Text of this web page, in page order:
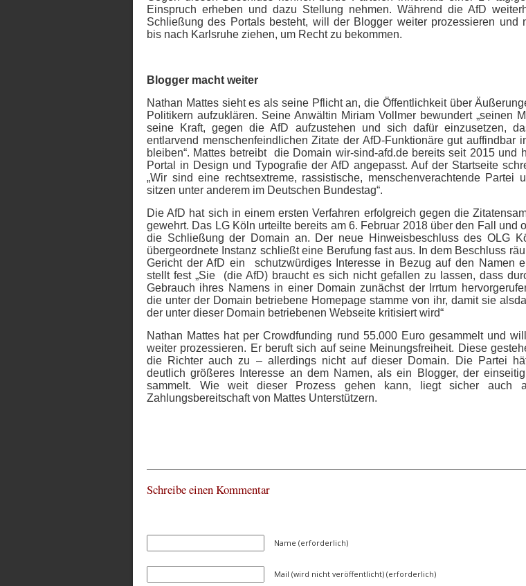
Einspruch erheben und dazu Stellung nehmen. Während die AfD
Schließung des Portals besteht, will der Blogger weiter prozessieren und
bis nach Karlsruhe ziehen, um Recht zu bekommen.
Blogger macht weiter
Nathan Mattes sieht es als seine Pflicht an, die Öffentlichkeit über
Politikern aufzuklären. Seine Anwältin Miriam Vollmer bewundert „seinen
seine Kraft, gegen die AfD aufzustehen und sich dafür einzusetzen,
entlarvend menschenfeindlichen Zitate der AfD-Funktionäre gut auffindbar
bleiben“. Mattes betreibt die Domain wir-sind-afd.de bereits seit 2015 und
Portal in Design und Typografie der AfD angepasst. Auf der Startseite
„Wir sind eine rechtsextreme, rassistische, menschenverachtende Partei
sitzen unter anderem im Deutschen Bundestag“.
Die AfD hat sich in einem ersten Verfahren erfolgreich gegen die
gewehrt. Das LG Köln urteilte bereits am 6. Februar 2018 über den Fall und
die Schließung der Domain an. Der neue Hinweisbeschluss des OLG
übergeordnete Instanz schließt eine Berufung fast aus. In dem Beschluss
Gericht der AfD ein schutzwürdiges Interesse in Bezug auf den Namen
stellt fest „Sie (die AfD) braucht es sich nicht gefallen zu lassen, dass
Gebrauch ihres Namens in einer Domain zunächst der Irrtum
die unter der Domain betriebene Homepage stamme von ihr, damit sie
der unter dieser Domain betriebenen Webseite kritisiert wird“
Nathan Mattes hat per Crowdfunding rund 55.000 Euro gesammelt und
weiter prozessieren. Er beruft sich auf seine Meinungsfreiheit. Diese
die Richter auch zu – allerdings nicht auf dieser Domain. Die Partei
deutlich größeres Interesse an dem Namen, als ein Blogger, der
sammelt. Wie weit dieser Prozess gehen kann, liegt sicher auch
Zahlungsbereitschaft von Mattes Unterstützern.
Schreibe einen Kommentar
Name (erforderlich)
Mail (wird nicht veröffentlicht) (erforderlich)